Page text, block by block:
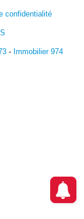
confidentialité
- Immobilier 974